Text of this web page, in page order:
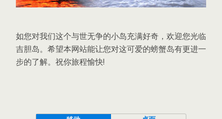
如您对我们这个与世无争的小岛充满好奇，欢迎您光临
吉胆岛。希望本网站能让您对这可爱的螃蟹岛有更进一
步的了解。祝你旅程愉快!